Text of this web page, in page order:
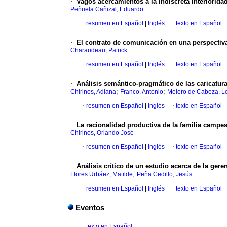
Peñuela Cañizal, Eduardo
· resumen en Español Inglés · texto en Español
· El contrato de comunicación en una
Charaudeau, Patrick
· resumen en Español Inglés · texto en Español
· Análisis semántico-pragmático de las
Chirinos, Adiana; Franco, Antonio; Molero de Cabeza,
· resumen en Español Inglés · texto en Español
· La racionalidad productiva de la familia
Chirinos, Orlando José
· resumen en Español Inglés · texto en Español
· Análisis crítico de un estudio acerca de la
Flores Urbáez, Matilde; Peña Cedillo, Jesús
· resumen en Español Inglés · texto en Español
Eventos